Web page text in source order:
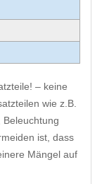
– keine
wie z.B.
ist, dass
Mängel auf